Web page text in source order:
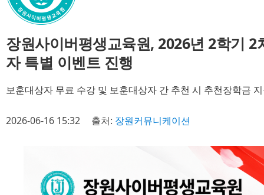
장원사이버평생교육원, 2026년 2학기
자 특별 이벤트 진행
보훈대상자 무료 수강 및 보훈대상자 간 추천 시 추천장학금
2026-06-16 15:32 출처: 장원커뮤니케이션